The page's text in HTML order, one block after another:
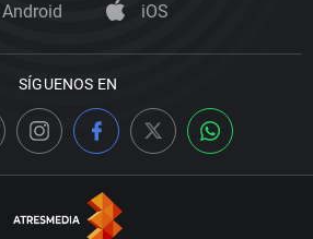
Android iOS
SÍGUENOS EN